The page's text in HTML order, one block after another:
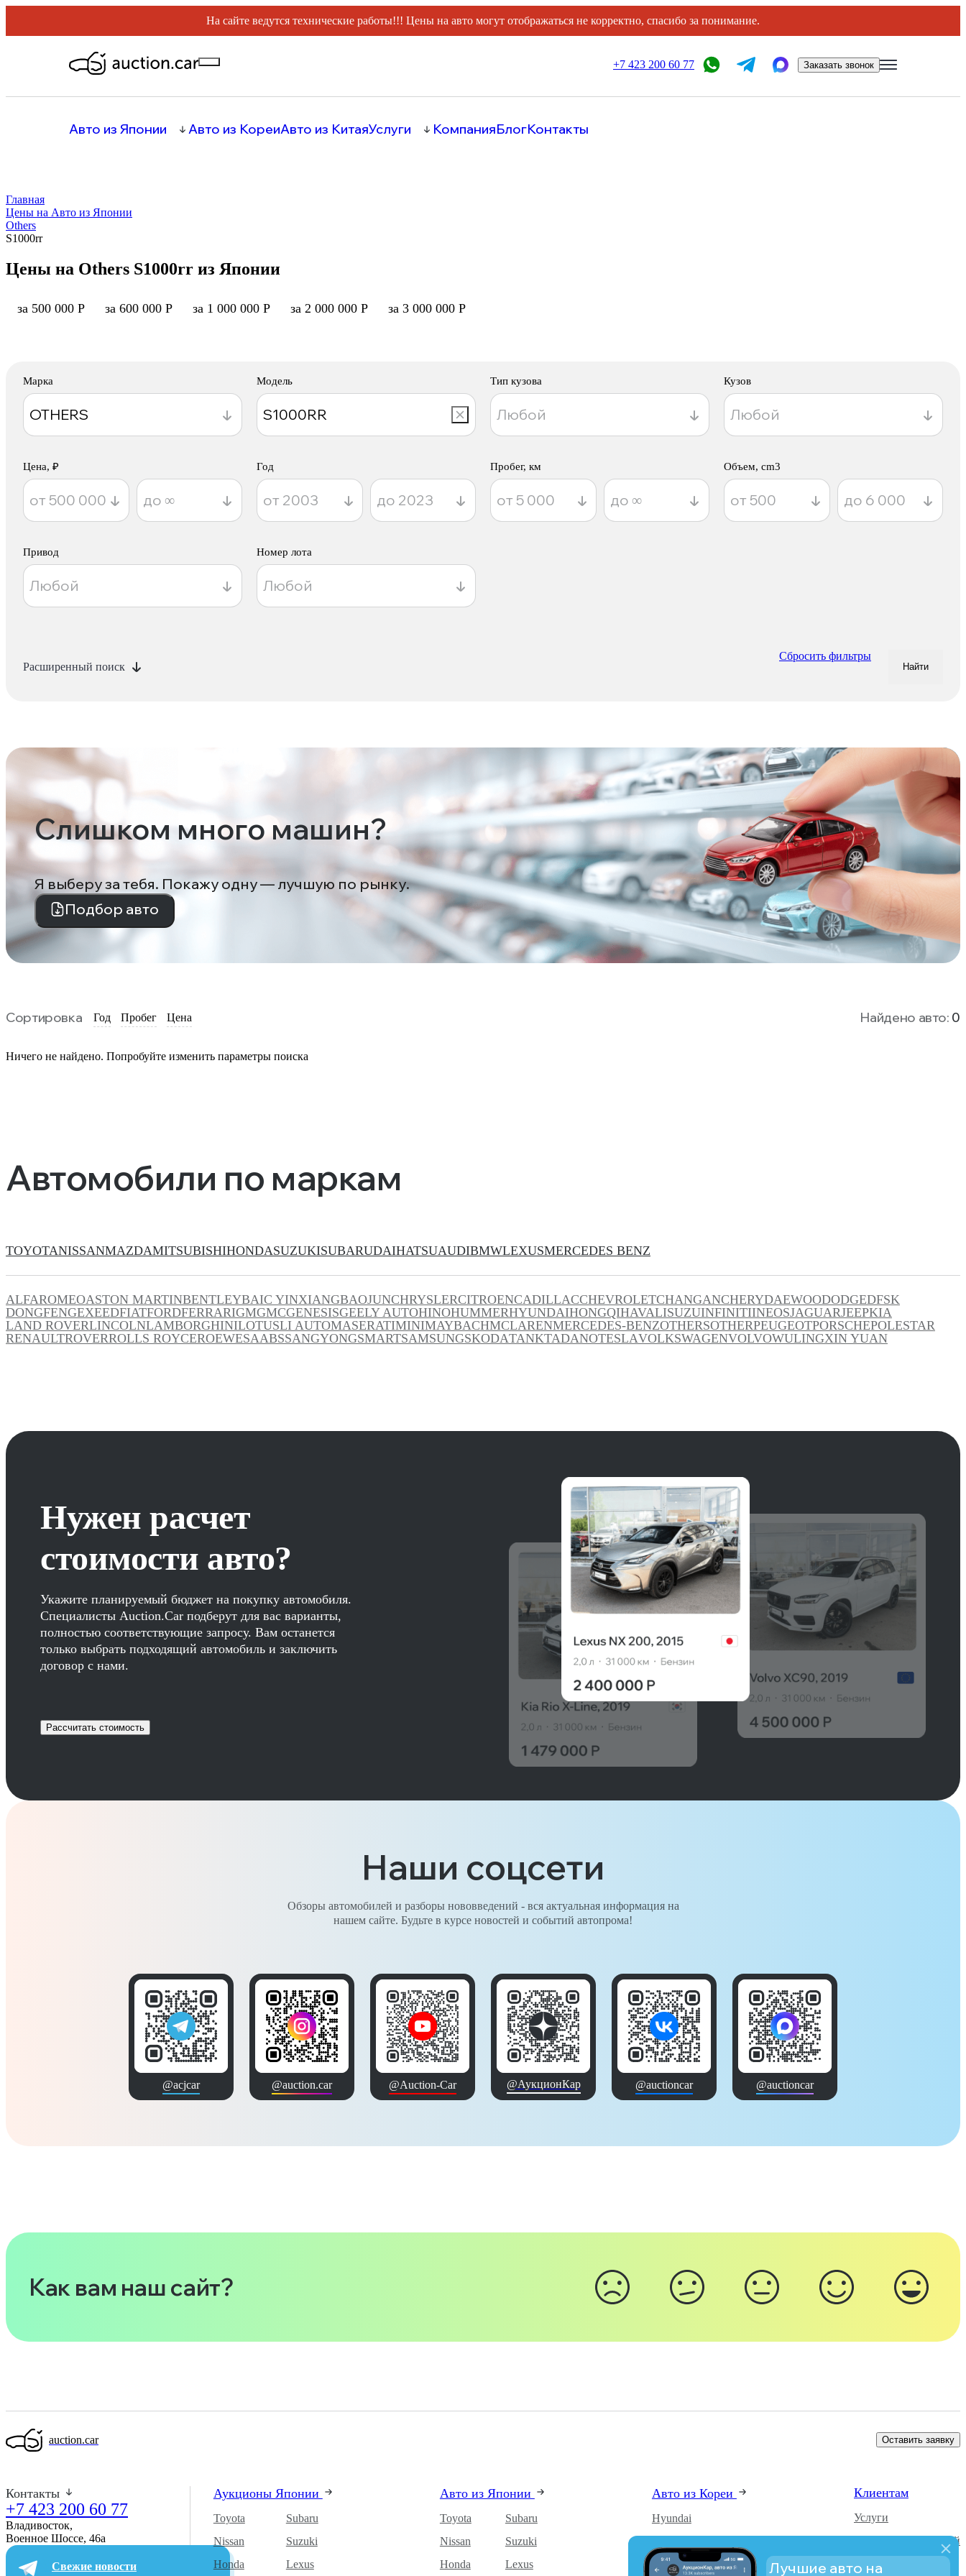
На сайте ведутся технические работы!!! Цены на авто могут отображаться не корректно, спасибо за понимание.
+7 423 200 60 77 Заказать звонок
Авто из Японии Авто из КореиАвто из КитаяУслуги КомпанияБлогКонтакты
Главная
Цены на Авто из Японии
Others
S1000rr
Цены на Others S1000rr из Японии
за 500 000 Р за 600 000 Р за 1 000 000 Р за 2 000 000 Р за 3 000 000 Р
Марка Модель Тип кузова Кузов
Цена, ₽ Год Пробег, км Объем, cm3
Привод Номер лота
Расширенный поиск
Сбросить фильтры
Найти
Слишком много машин?
Я выберу за тебя. Покажу одну — лучшую по рынку.
Подбор авто
Сортировка Год Пробег Цена Найдено авто: 0
Ничего не найдено. Попробуйте изменить параметры поиска
Автомобили по маркам
TOYOTANISSANMAZDAMITSUBISHIHONDASUZUKISUBARUDAIHATSUAUDIBMWLEXUSMERCEDES BENZ
ALFAROMEOASTON MARTINBENTLEYBAIC YINXIANGBAOJUNCHRYSLERCITROENCADILLACCHEVROLETCHANGANCHERYDAEWOODODGEDFSK
DONGFENGEXEEDFIATFORDFERRARIGMGMCGENESISGEELY AUTOHINOHUMMERHYUNDAIHONGQIHAVALISUZUINFINITIINEOSJAGUARJEEPKIA
LAND ROVERLINCOLNLAMBORGHINILOTUSLI AUTOMASERATIMINIMAYBACHMCLARENMERCEDES-BENZOTHERSOTHERPEUGEOTPORSCHEPOLESTAR
RENAULTROVERROLLS ROYCEROEWESAABSSANGYONGSMARTSAMSUNGSKODATANKTADANOTESLAVOLKSWAGENVOLVOWULINGXIN YUAN
Нужен расчет
стоимости авто?
Укажите планируемый бюджет на покупку автомобиля.
Специалисты Auction.Car подберут для вас варианты,
полностью соответствующие запросу. Вам останется
только выбрать подходящий автомобиль и заключить
договор с нами.
Рассчитать стоимость
Наши соцсети
Обзоры автомобилей и разборы нововведений - вся актуальная информация на
нашем сайте. Будьте в курсе новостей и событий автопрома!
@acjcar @auction.car @Auction-Car @АукционКар @auctioncar @auctioncar
Как вам наш сайт?
auction.car Оставить заявку
Контакты
+7 423 200 60 77
Владивосток,
Военное Шоссе, 46а​
Свежие новости
Аукционы Японии
Toyota
Nissan
Honda
Subaru
Suzuki
Lexus
Авто из Японии
Toyota
Nissan
Honda
Subaru
Suzuki
Lexus
Авто из Кореи
Hyundai
SsangYong
Клиентам
Услуги
Каталог автомобилей
О компании
Лучшие авто на